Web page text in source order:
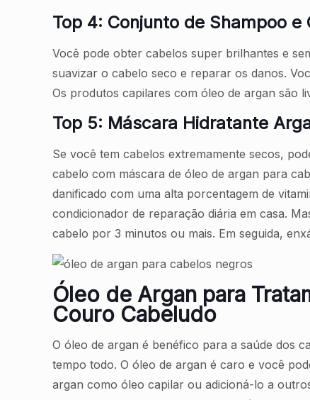
Top 4: Conjunto de Shampoo
Você pode obter cabelos super brilhantes e
suavizar o cabelo seco e reparar os danos.
Os produtos capilares com óleo de argan são
Top 5: Máscara Hidratante
Se você tem cabelos extremamente secos,
cabelo com máscara de óleo de argan para
danificado com uma alta porcentagem de
condicionador de reparação diária em casa.
cabelo por 3 minutos ou mais. Em seguida,
Óleo de Argan para
Couro Cabeludo
O óleo de argan é benéfico para a saúde dos
tempo todo. O óleo de argan é caro e você
argan como óleo capilar ou adicioná-lo a